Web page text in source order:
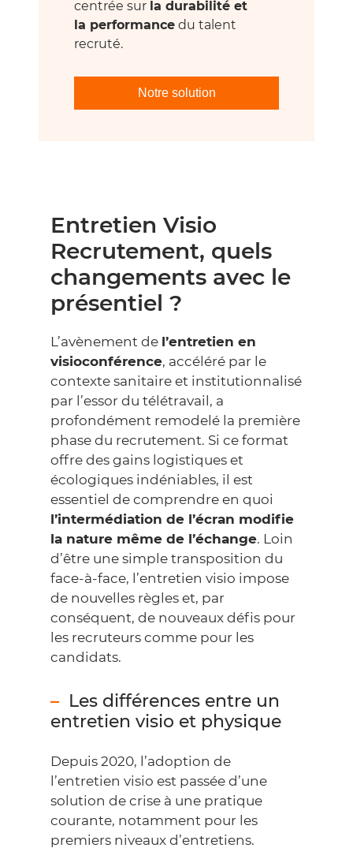
centrée sur la durabilité et
la performance du talent
recruté.
Notre solution
Entretien Visio
Recrutement, quels
changements avec le
présentiel ?
L’avènement de l’entretien en
visioconférence, accéléré par le
contexte sanitaire et institutionnalisé
par l’essor du télétravail, a
profondément remodelé la première
phase du recrutement. Si ce format
offre des gains logistiques et
écologiques indéniables, il est
essentiel de comprendre en quoi
l’intermédiation de l’écran modifie
la nature même de l’échange. Loin
d’être une simple transposition du
face-à-face, l’entretien visio impose
de nouvelles règles et, par
conséquent, de nouveaux défis pour
les recruteurs comme pour les
candidats.
Les différences entre un
entretien visio et physique
Depuis 2020, l’adoption de
l’entretien visio est passée d’une
solution de crise à une pratique
courante, notamment pour les
premiers niveaux d’entretiens.